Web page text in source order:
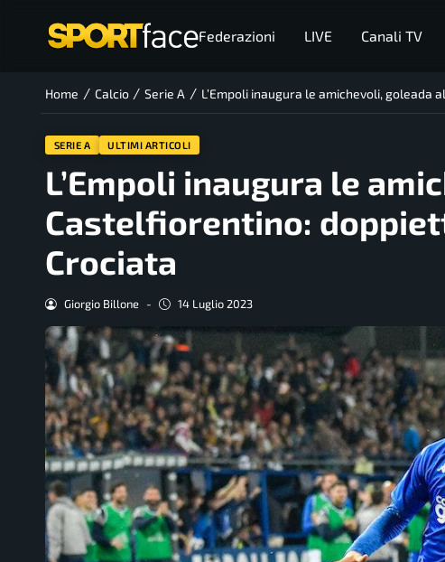
Federazioni LIVE Canali TV
Home / Calcio / Serie A / L’Empoli inaugura le amichevoli, goleada
SERIE A ULTIMI ARTICOLI
L’Empoli inaugura le
Castelfiorentino:
Crociata
Giorgio Billone - 14 Luglio 2023